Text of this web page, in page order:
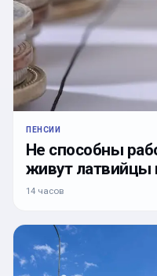
ПЕНСИИ
Не способны
живут латвийцы
14 часов